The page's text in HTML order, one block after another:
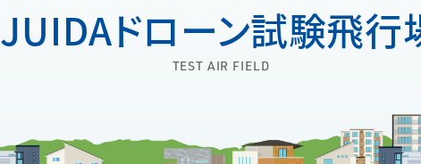
JUIDAドローン試験飛行
TEST AIR FIELD